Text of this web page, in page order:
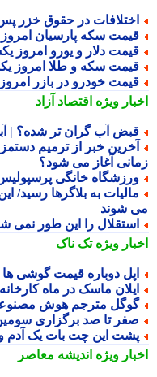
در حقوق خزر پس
سکه پارسیان امروز یکشنبه 18
دلار و یورو امروز یکشنبه 18 مرداد
سکه و طلا امروز یکشنبه 18 مرداد
خودرو در بازر امروز 18 مردادماه 1405
ویژهاقتصاد آزاد
آب گران تر شده؟ | آبفا
خبر از ترمیم دستمزد
آغاز می شود؟
خانگی پرسپولیس و
به بلاگرها رسید/ این
شوند
را این طور نمی شود
ویژهتک ناک
دوباره قیمت گوشی ها را
ماسک در ماه کارخانه
مترجم هوش مصنوعی
تا صد برگزاری سومین
این چت بات یک آدم
ویژهاندیشه معاصر